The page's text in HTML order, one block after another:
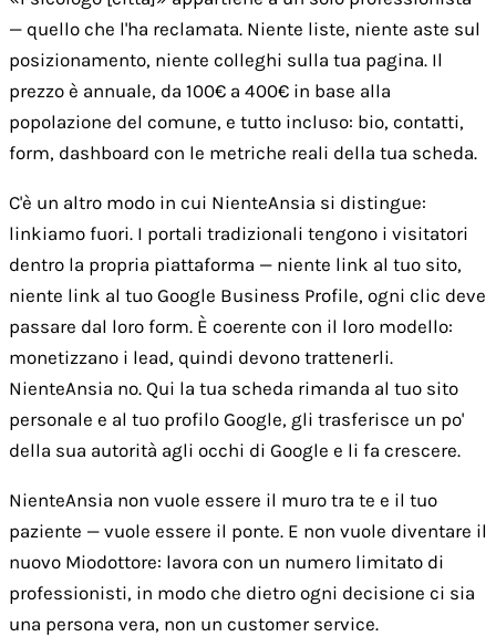
— quello che l'ha reclamata. Niente liste, niente aste sul
posizionamento, niente colleghi sulla tua pagina. Il
prezzo è annuale, da 100€ a 400€ in base alla
popolazione del comune, e tutto incluso: bio, contatti,
form, dashboard con le metriche reali della tua scheda.
C'è un altro modo in cui NienteAnsia si distingue:
linkiamo fuori. I portali tradizionali tengono i visitatori
dentro la propria piattaforma — niente link al tuo sito,
niente link al tuo Google Business Profile, ogni clic deve
passare dal loro form. È coerente con il loro modello:
monetizzano i lead, quindi devono trattenerli.
NienteAnsia no. Qui la tua scheda rimanda al tuo sito
personale e al tuo profilo Google, gli trasferisce un po'
della sua autorità agli occhi di Google e li fa crescere.
NienteAnsia non vuole essere il muro tra te e il tuo
paziente — vuole essere il ponte. E non vuole diventare il
nuovo Miodottore: lavora con un numero limitato di
professionisti, in modo che dietro ogni decisione ci sia
una persona vera, non un customer service.